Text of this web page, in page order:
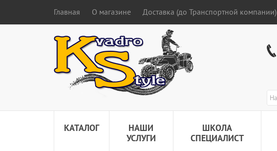
Главная О магазине Доставка (до Транспортной компании)
КАТАЛОГ
НАШИ
УСЛУГИ
ШКОЛА
СПЕЦИАЛИСТ